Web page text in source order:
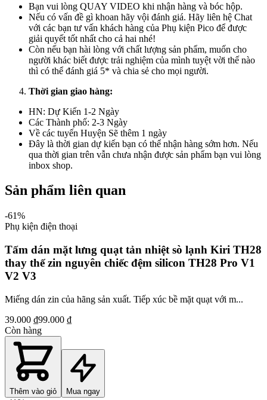
Bạn vui lòng QUAY VIDEO khi nhận hàng và bóc hộp.
Nếu có vấn đề gì khoan hãy vội đánh giá. Hãy liên hệ Chat
với các bạn tư vấn khách hàng của Phụ kiện Pico để được
giải quyết tốt nhất cho cả hai nhé!
Còn nếu bạn hài lòng với chất lượng sản phẩm, muốn cho
người khác biết được trải nghiệm của mình tuyệt vời thế nào
thì có thể đánh giá 5* và chia sẻ cho mọi người.
Thời gian giao hàng:
HN: Dự Kiến 1-2 Ngày
Các Thành phố: 2-3 Ngày
Về các tuyến Huyện Sẽ thêm 1 ngày
Đây là thời gian dự kiến bạn có thể nhận hàng sớm hơn. Nếu
qua thời gian trên vẫn chưa nhận được sản phẩm bạn vui lòng
inbox shop.
Sản phẩm liên quan
-61%
Phụ kiện điện thoại
Tấm dán mặt lưng quạt tản nhiệt sò lạnh Kiri TH28
thay thế zin nguyên chiếc đệm silicon TH28 Pro V1
V2 V3
Miếng dán zin của hãng sản xuất. Tiếp xúc bề mặt quạt với m...
39.000 ₫99.000 ₫
Còn hàng
Thêm vào giỏ Mua ngay